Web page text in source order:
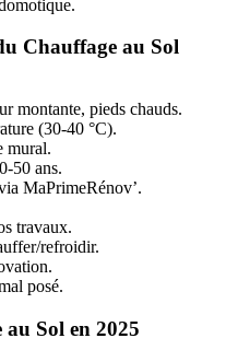
Chauffage au Sol
montante, pieds chauds.
(30-40 °C).
mural.
50 ans.
MaPrimeRénov’.
travaux.
refroidir.
posé.
au Sol en 2025